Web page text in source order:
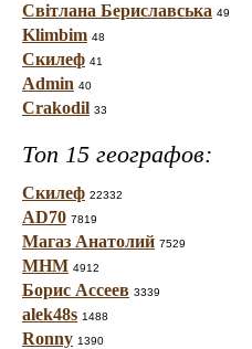
Світлана Бериславська 49
Klimbim 48
Скилеф 41
Admin 40
Crakodil 33
Топ 15 географов:
Скилеф 22332
AD70 7819
Магаз Анатолий 7529
МНМ 4912
Борис Ассеев 3339
alek48s 1488
Ronny 1390